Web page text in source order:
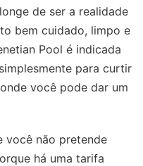
de ser a realidade
bem cuidado, limpo e
Pool é indicada
para curtir
você pode dar um
você não pretende
há uma tarifa